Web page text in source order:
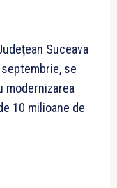
Suceava
se
modernizarea
10 milioane de